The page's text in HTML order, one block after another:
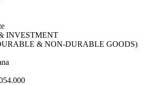
INVESTMENT
& NON-DURABLE GOODS)